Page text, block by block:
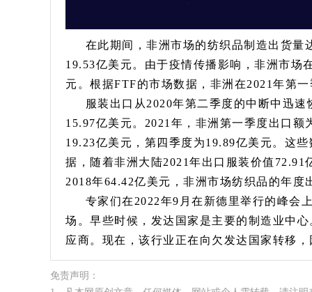
在此期间，非洲市场的纺织品制造出货量
19.53亿美元。由于疫情传播影响，非洲市场
元。根据FTF的市场数据，非洲在2021年第
服装出口从2020年第二季度的中断中迅速
15.97亿美元。2021年，非洲第一季度出口
19.23亿美元，第四季度为19.89亿美元。这
据，随着非洲大陆2021年出口服装价值
2018年64.42亿美元，非洲市场纺织品的年度
专家们在2022年9月在新德里举行的峰会
场。早些时候，发达国家是主要的制造业中
应商。现在，该行业正在向欠发达国家转移
免责声明：